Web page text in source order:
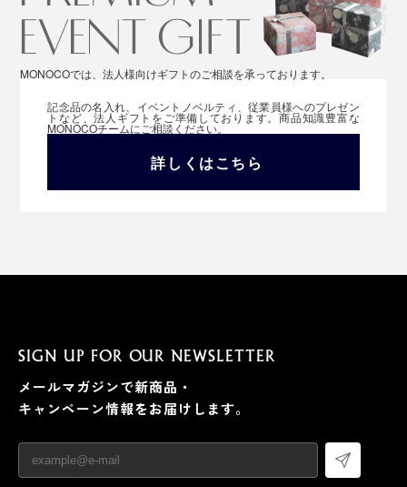
MONOCOでは、法人様向けギフトのご相談を承っております。
記念品の名入れ、イベントノベルティ、従業員様へのプレゼン
トなど、法人ギフトをご準備しております。商品知識豊富な
MONOCOチームにご相談ください。
詳しくはこちら
SIGN UP FOR OUR NEWSLETTER
メールマガジンで新商品・
キャンペーン情報をお届けします。